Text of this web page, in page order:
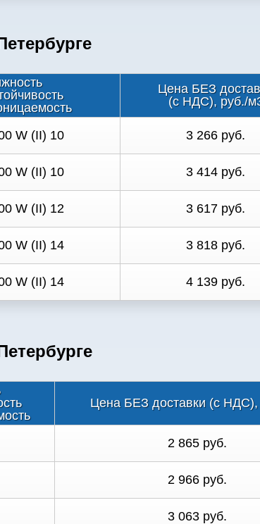
Цена БЕЗ
(с НДС), руб./
W (II) 10 3 266 руб.
W (II) 10 3 414 руб.
W (II) 12 3 617 руб.
W (II) 14 3 818 руб.
W (II) 14 4 139 руб.
Цена БЕЗ доставки (с НДС),
2 865 руб.
2 966 руб.
3 063 руб.